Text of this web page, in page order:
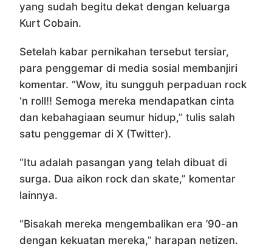
yang sudah begitu dekat dengan keluarga
Kurt Cobain.
Setelah kabar pernikahan tersebut tersiar,
para penggemar di media sosial membanjiri
komentar. “Wow, itu sungguh perpaduan rock
‘n roll!! Semoga mereka mendapatkan cinta
dan kebahagiaan seumur hidup,” tulis salah
satu penggemar di X (Twitter).
“Itu adalah pasangan yang telah dibuat di
surga. Dua aikon rock dan skate,” komentar
lainnya.
“Bisakah mereka mengembalikan era ’90-an
dengan kekuatan mereka,” harapan netizen.